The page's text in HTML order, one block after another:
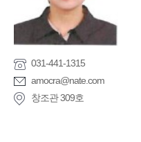
031-441-1315
amocra@nate.com
창조관 309호